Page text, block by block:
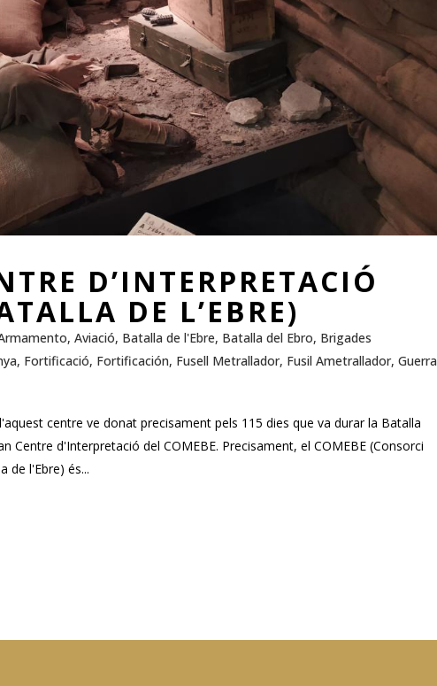
D’INTERPRETACIÓ
DE L’EBRE)
, Aviació, Batalla de l'Ebre, Batalla del Ebro, Brigades
, Fortificació, Fortificación, Fusell Metrallador, Fusil Ametrallador, Guerra
centre ve donat precisament pels 115 dies que va durar la Batalla
Centre d'Interpretació del COMEBE. Precisament, el COMEBE (Consorci
de l'Ebre) és...